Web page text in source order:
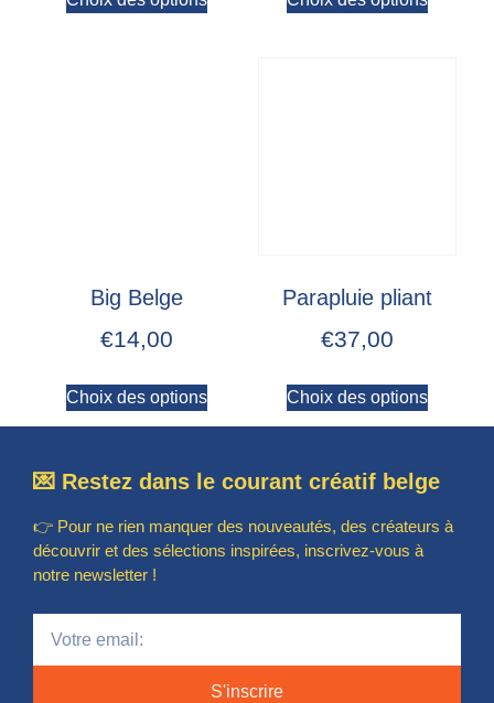
Big Belge
€14,00
Choix des options
Parapluie pliant
€37,00
Choix des options
💌 Restez dans le courant créatif belge
👉 Pour ne rien manquer des nouveautés, des créateurs à
découvrir et des sélections inspirées, inscrivez-vous à
notre newsletter !
S'inscrire